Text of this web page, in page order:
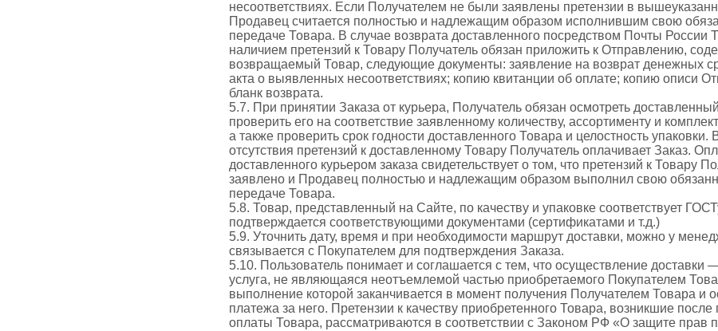
несоответствиях. Если Получателем не были заявлены претензии в
Продавец считается полностью и надлежащим образом исполнившим свою
передаче Товара. В случае возврата доставленного посредством Почты России
наличием претензий к Товару Получатель обязан приложить к Отправлению,
возвращаемый Товар, следующие документы: заявление на возврат денежных
акта о выявленных несоответствиях; копию квитанции об оплате; копию описи
бланк возврата.
5.7. При принятии Заказа от курьера, Получатель обязан осмотреть
проверить его на соответствие заявленному количеству, ассортименту и
а также проверить срок годности доставленного Товара и целостность упаковки.
отсутствия претензий к доставленному Товару Получатель оплачивает Заказ.
доставленного курьером заказа свидетельствует о том, что претензий к Товару
заявлено и Продавец полностью и надлежащим образом выполнил свою
передаче Товара.
5.8. Товар, представленный на Сайте, по качеству и упаковке соответствует
подтверждается соответствующими документами (сертификатами и т.д.)
5.9. Уточнить дату, время и при необходимости маршрут доставки, можно у
связывается с Покупателем для подтверждения Заказа.
5.10. Пользователь понимает и соглашается с тем, что осуществление доставки
услуга, не являющаяся неотъемлемой частью приобретаемого Покупателем
выполнение которой заканчивается в момент получения Получателем Товара и
платежа за него. Претензии к качеству приобретенного Товара, возникшие после
оплаты Товара, рассматриваются в соответствии с Законом РФ «О защите прав